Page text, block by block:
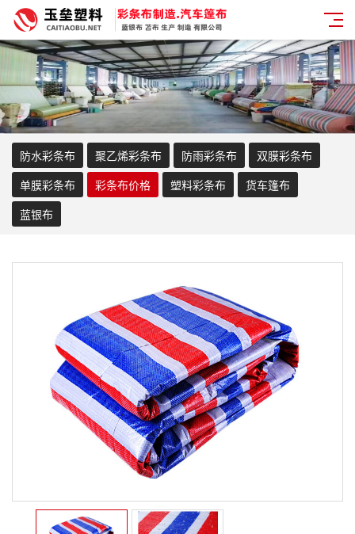
防水彩条布 聚乙烯彩条布 防雨彩条布
双膜彩条布
单膜彩条布
彩条布价格 塑料彩条布
货车篷布
蓝银布